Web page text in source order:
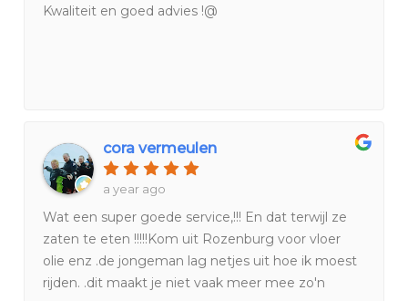
Kwaliteit en goed advies !@
cora vermeulen
a year ago
Wat een super goede service,!!! En dat terwijl ze
zaten te eten !!!!!Kom uit Rozenburg voor vloer
olie enz .de jongeman lag netjes uit hoe ik moest
rijden. .dit maakt je niet vaak meer mee zo'n